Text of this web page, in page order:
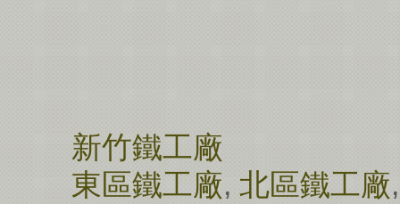
新竹鐵工廠
東區鐵工廠, 北區鐵工廠